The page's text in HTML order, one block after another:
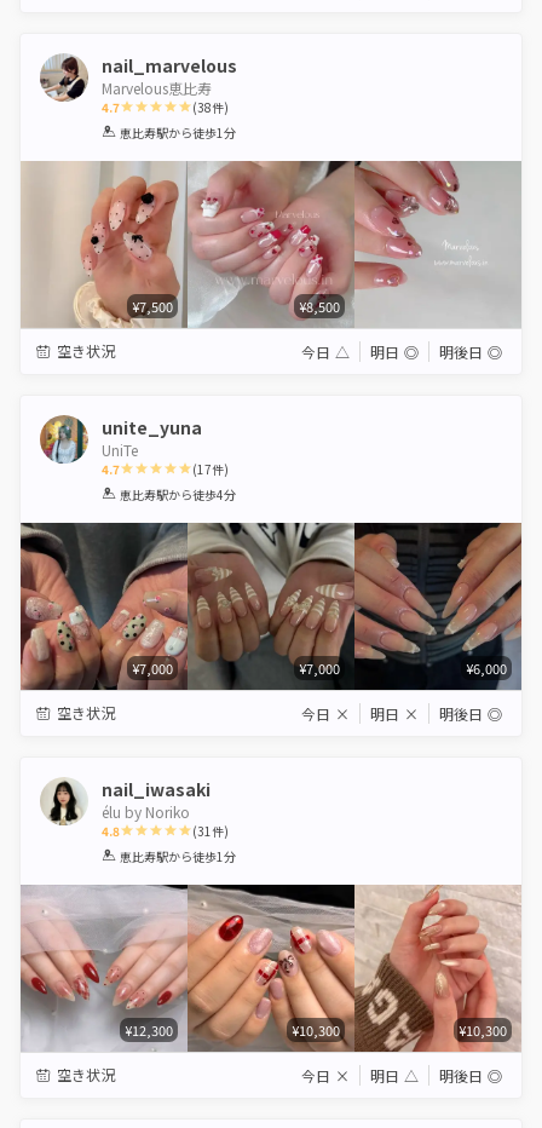
nail_marvelous
Marvelous恵比寿
4.7
1 2 3 4 5
(38件)
恵比寿駅から徒歩1分
¥7,500 ¥8,500
空き状況 今日 △ 明日 ◎ 明後日 ◎
unite_yuna
UniTe
4.7
1 2 3 4 5
(17件)
恵比寿駅から徒歩4分
¥7,000 ¥7,000 ¥6,000
空き状況 今日 × 明日 × 明後日 ◎
nail_iwasaki
élu by Noriko
4.8
1 2 3 4 5
(31件)
恵比寿駅から徒歩1分
¥12,300 ¥10,300 ¥10,300
空き状況 今日 × 明日 △ 明後日 ◎